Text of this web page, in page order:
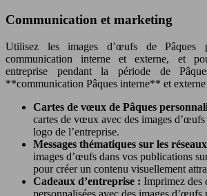
Communication et marketing
Utilisez les images d’œufs de Pâques
communication interne et externe, et
entreprise pendant la période de
**communication Pâques interne** et externe
Cartes de vœux de Pâques
cartes de vœux avec des images d’œufs
logo de l’entreprise.
Messages thématiques sur les
images d’œufs dans vos publications
pour créer un contenu visuellement
Cadeaux d’entreprise : Imprimez des
personnalisées avec des images d’œufs